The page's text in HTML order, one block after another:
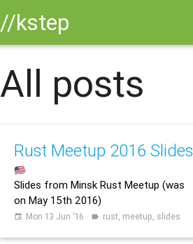
//kstep
All posts
Rust Meetup 2016 Slides
🇺🇸
Slides from Minsk Rust Meetup (was
on May 15th 2016)
event Mon 13 Jun '16 label rust, meetup, slides